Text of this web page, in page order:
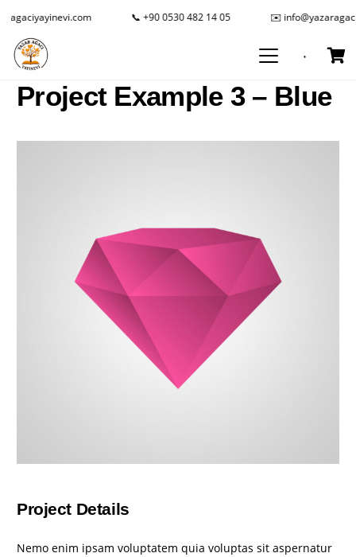
📞 +90 0530 482 14 05 ✉️
Project Example 3 – Blue
Project Details
Nemo enim ipsam voluptatem quia voluptas sit aspernatur